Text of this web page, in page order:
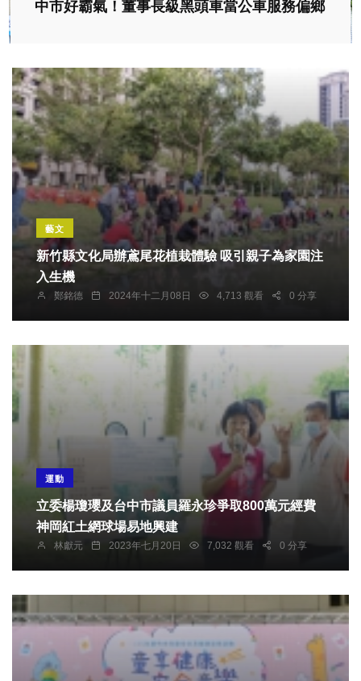
中市好霸氣！董事長級黑頭車當公車服務偏鄉
藝文
新竹縣文化局辦鳶尾花植栽體驗 吸引親子為家園注
入生機
鄭銘德 2024年十二月08日 4,713 觀看 0 分享
運動
立委楊瓊瓔及台中市議員羅永珍爭取800萬元經費
神岡紅土網球場易地興建
林獻元 2023年七月20日 7,032 觀看 0 分享